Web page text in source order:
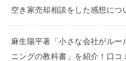
空き家売却相談をした感想につ
麻生陽平著「小さな会社がルー
ニングの教科書」を紹介！口コ